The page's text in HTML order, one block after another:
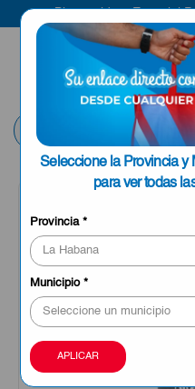
Seleccione la Provincia y
para ver todas
Provincia*
Municipio*
APLICAR